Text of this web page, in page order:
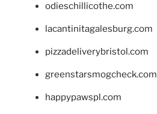
odieschillicothe.com
lacantinitagalesburg.com
pizzadeliverybristol.com
greenstarsmogcheck.com
happypawspl.com